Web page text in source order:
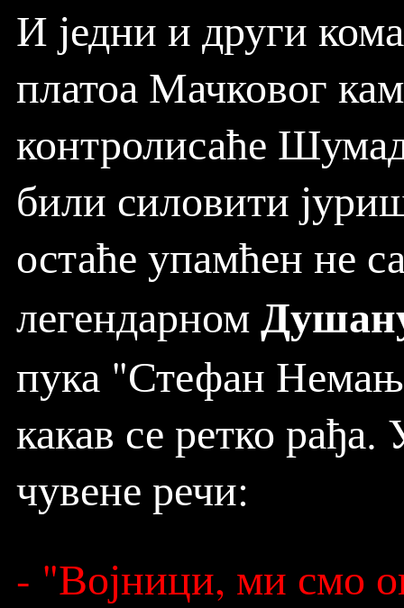
И једни и други
платоа Мачковог
контролисаће
били силовити
остаће упамћен не
легендарном
пука "Стефан
какав се ретко
чувене речи:
- "Војници, ми смо